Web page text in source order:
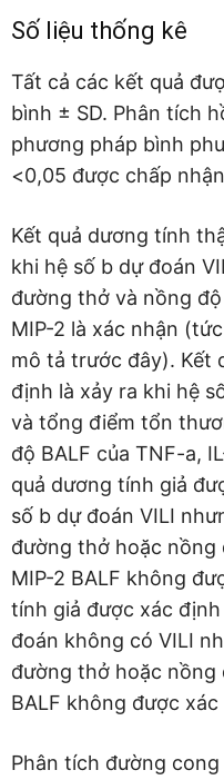
Số liệu thống kê
Tất cả các kết quả
bình ± SD. Phân tích
phương pháp bình
<0,05 được chấp
Kết quả dương tính
khi hệ số b dự đoán
đường thở và nồng
MIP-2 là xác nhận
mô tả trước đây). Kết
định là xảy ra khi hệ
và tổng điểm tổn
độ BALF của TNF-a,
quả dương tính giả
số b dự đoán VILI
đường thở hoặc nồng
MIP-2 BALF không
tính giả được xác
đoán không có VILI
đường thở hoặc nồng
BALF không được xác
Phân tích đường